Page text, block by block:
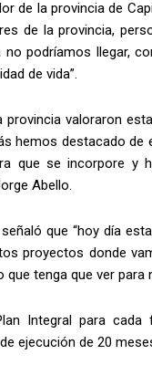
de la provincia de
de la provincia,
podríamos llegar,
de vida”.
valoraron
hemos destacado
que se incorpore y
Abello.
que “hoy día
proyectos donde
tenga que ver
Integral para
ejecución de 20